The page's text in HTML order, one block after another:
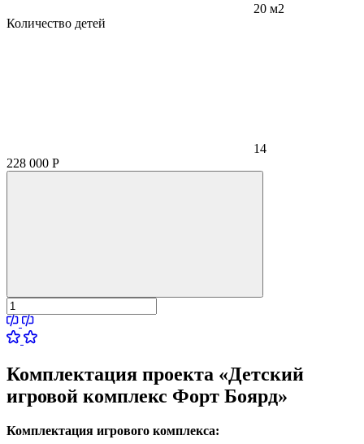
20 м2
Количество детей
14
228 000 Р
Комплектация проекта «Детский
игровой комплекс Форт Боярд»
Комплектация игрового комплекса: